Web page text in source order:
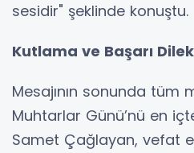
sesidir" şeklinde konuştu.
Kutlama ve Başarı
Mesajının sonunda tüm
Muhtarlar Günü’nü en
Samet Çağlayan, vefat